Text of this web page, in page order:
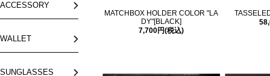
ACCESSORY
WALLET
SUNGLASSES
MATCHBOX HOLDER COLOR "LA
DY"[BLACK]
7,700円(税込)